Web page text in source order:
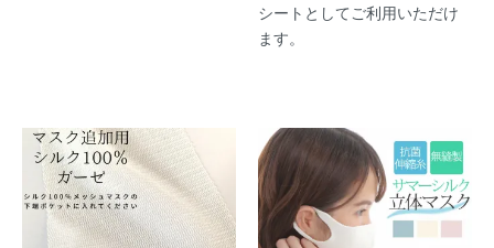
シートとしてご利用いただけ
ます。